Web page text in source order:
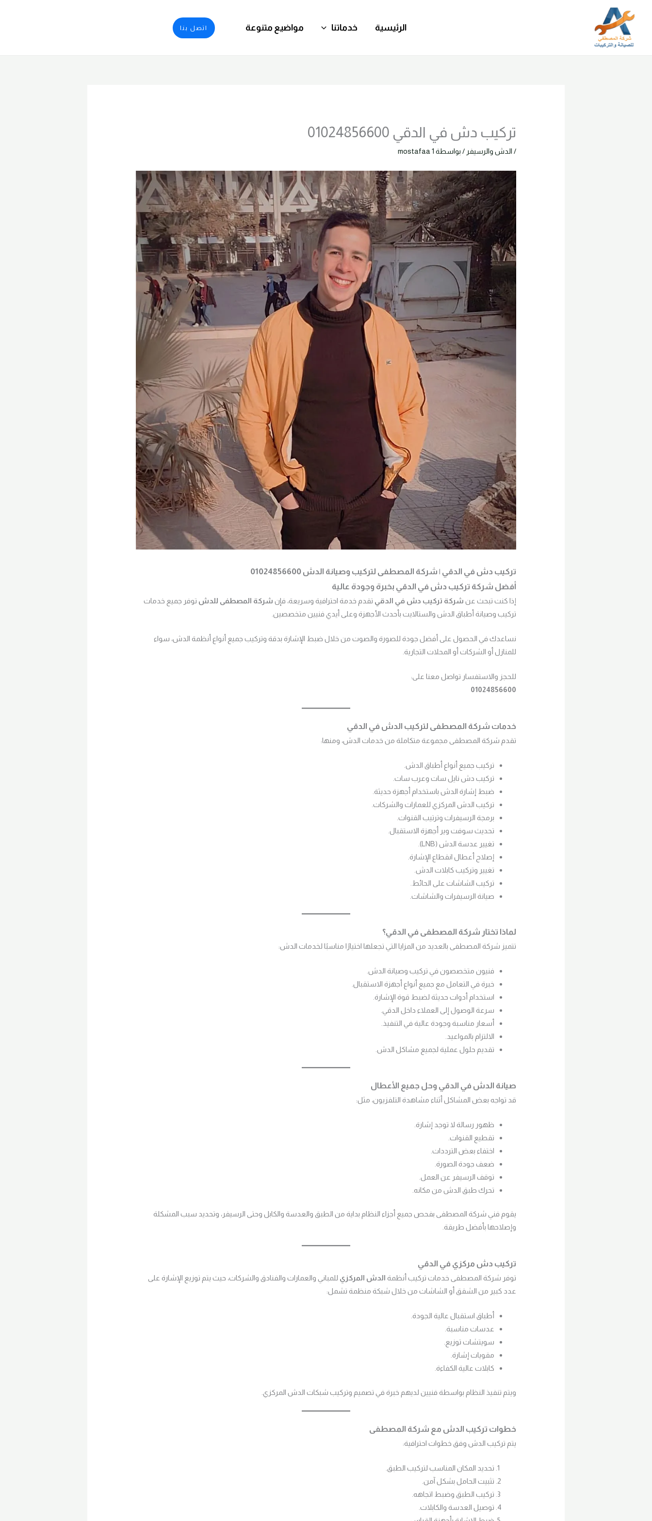
المحتوى
الرئيسية خدماتنا مواضيع متنوعة اتصل بنا
تركيب دش في الدقي 01024856600
/ الدش والرسيفر / بواسطة mostafaa 1
تركيب دش في الدقي | شركة المصطفى لتركيب وصيانة الدش 01024856600
أفضل شركة تركيب دش في الدقي بخبرة وجودة عالية
إذا كنت تبحث عن شركة تركيب دش في الدقي تقدم خدمة احترافية وسريعة، فإن شركة المصطفى للدش توفر جميع خدمات
تركيب وصيانة أطباق الدش والستالايت بأحدث الأجهزة وعلى أيدي فنيين متخصصين.
نساعدك في الحصول على أفضل جودة للصورة والصوت من خلال ضبط الإشارة بدقة وتركيب جميع أنواع أنظمة الدش، سواء
للمنازل أو الشركات أو المحلات التجارية.
للحجز والاستفسار تواصل معنا على:
01024856600
خدمات شركة المصطفى لتركيب الدش في الدقي
تقدم شركة المصطفى مجموعة متكاملة من خدمات الدش، ومنها:
تركيب جميع أنواع أطباق الدش.
تركيب دش نايل سات وعرب سات.
ضبط إشارة الدش باستخدام أجهزة حديثة.
تركيب الدش المركزي للعمارات والشركات.
برمجة الرسيفرات وترتيب القنوات.
تحديث سوفت وير أجهزة الاستقبال.
تغيير عدسة الدش (LNB).
إصلاح أعطال انقطاع الإشارة.
تغيير وتركيب كابلات الدش.
تركيب الشاشات على الحائط.
صيانة الرسيفرات والشاشات.
لماذا تختار شركة المصطفى في الدقي؟
تتميز شركة المصطفى بالعديد من المزايا التي تجعلها اختيارًا مناسبًا لخدمات الدش:
فنيون متخصصون في تركيب وصيانة الدش.
خبرة في التعامل مع جميع أنواع أجهزة الاستقبال.
استخدام أدوات حديثة لضبط قوة الإشارة.
سرعة الوصول إلى العملاء داخل الدقي.
أسعار مناسبة وجودة عالية في التنفيذ.
الالتزام بالمواعيد.
تقديم حلول عملية لجميع مشاكل الدش.
صيانة الدش في الدقي وحل جميع الأعطال
قد تواجه بعض المشاكل أثناء مشاهدة التلفزيون، مثل:
ظهور رسالة لا توجد إشارة.
تقطيع القنوات.
اختفاء بعض الترددات.
ضعف جودة الصورة.
توقف الرسيفر عن العمل.
تحرك طبق الدش من مكانه.
يقوم فني شركة المصطفى بفحص جميع أجزاء النظام بداية من الطبق والعدسة والكابل وحتى الرسيفر، وتحديد سبب المشكلة
وإصلاحها بأفضل طريقة.
تركيب دش مركزي في الدقي
توفر شركة المصطفى خدمات تركيب أنظمة الدش المركزي للمباني والعمارات والفنادق والشركات، حيث يتم توزيع الإشارة على
عدد كبير من الشقق أو الشاشات من خلال شبكة منظمة تشمل:
أطباق استقبال عالية الجودة.
عدسات مناسبة.
سويتشات توزيع.
مقويات إشارة.
كابلات عالية الكفاءة.
ويتم تنفيذ النظام بواسطة فنيين لديهم خبرة في تصميم وتركيب شبكات الدش المركزي.
خطوات تركيب الدش مع شركة المصطفى
يتم تركيب الدش وفق خطوات احترافية:
تحديد المكان المناسب لتركيب الطبق.
تثبيت الحامل بشكل آمن.
تركيب الطبق وضبط اتجاهه.
توصيل العدسة والكابلات.